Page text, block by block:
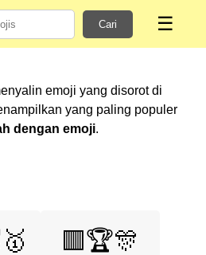
Cari ☰
emoji yang disorot di
yang paling populer
dengan emoji.
🟥🏆🎊